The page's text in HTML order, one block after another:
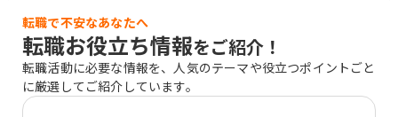
転職で不安なあなたへ
転職お役立ち情報をご紹介！
転職活動に必要な情報を、人気のテーマや役立つポイントごと
に厳選してご紹介しています。